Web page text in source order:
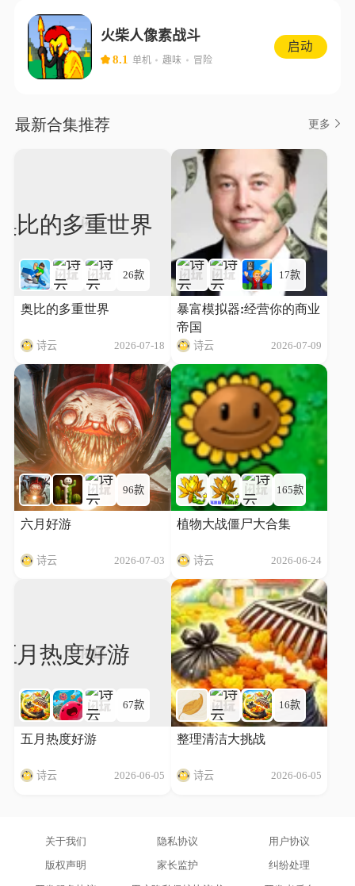
火柴人像素战斗
8.1 单机 趣味 冒险
启动
最新合集推荐 更多
26款
奥比的多重世界
诗云 2026-07-18
17款
暴富模拟器:经营你的商业
帝国
诗云 2026-07-09
96款
六月好游
诗云 2026-07-03
165款
植物大战僵尸大合集
诗云 2026-06-24
67款
五月热度好游
诗云 2026-06-05
16款
整理清洁大挑战
诗云 2026-06-05
关于我们 隐私协议
用户协议
版权声明
家长监护
纠纷处理